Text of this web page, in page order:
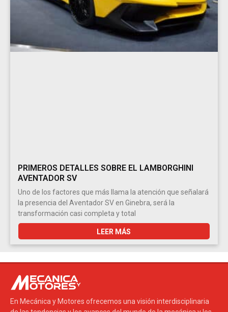
PRIMEROS DETALLES SOBRE EL LAMBORGHINI
AVENTADOR SV
Uno de los factores que más llama la atención que señalará
la presencia del Aventador SV en Ginebra, será la
transformación casi completa y total
LEER MÁS
En Mecánica y Motores ofrecemos una visión interdisciplinaria